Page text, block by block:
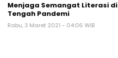
Menjaga Semangat Literasi di
Tengah Pandemi
Rabu, 3 Maret 2021 - 04:06 WIB